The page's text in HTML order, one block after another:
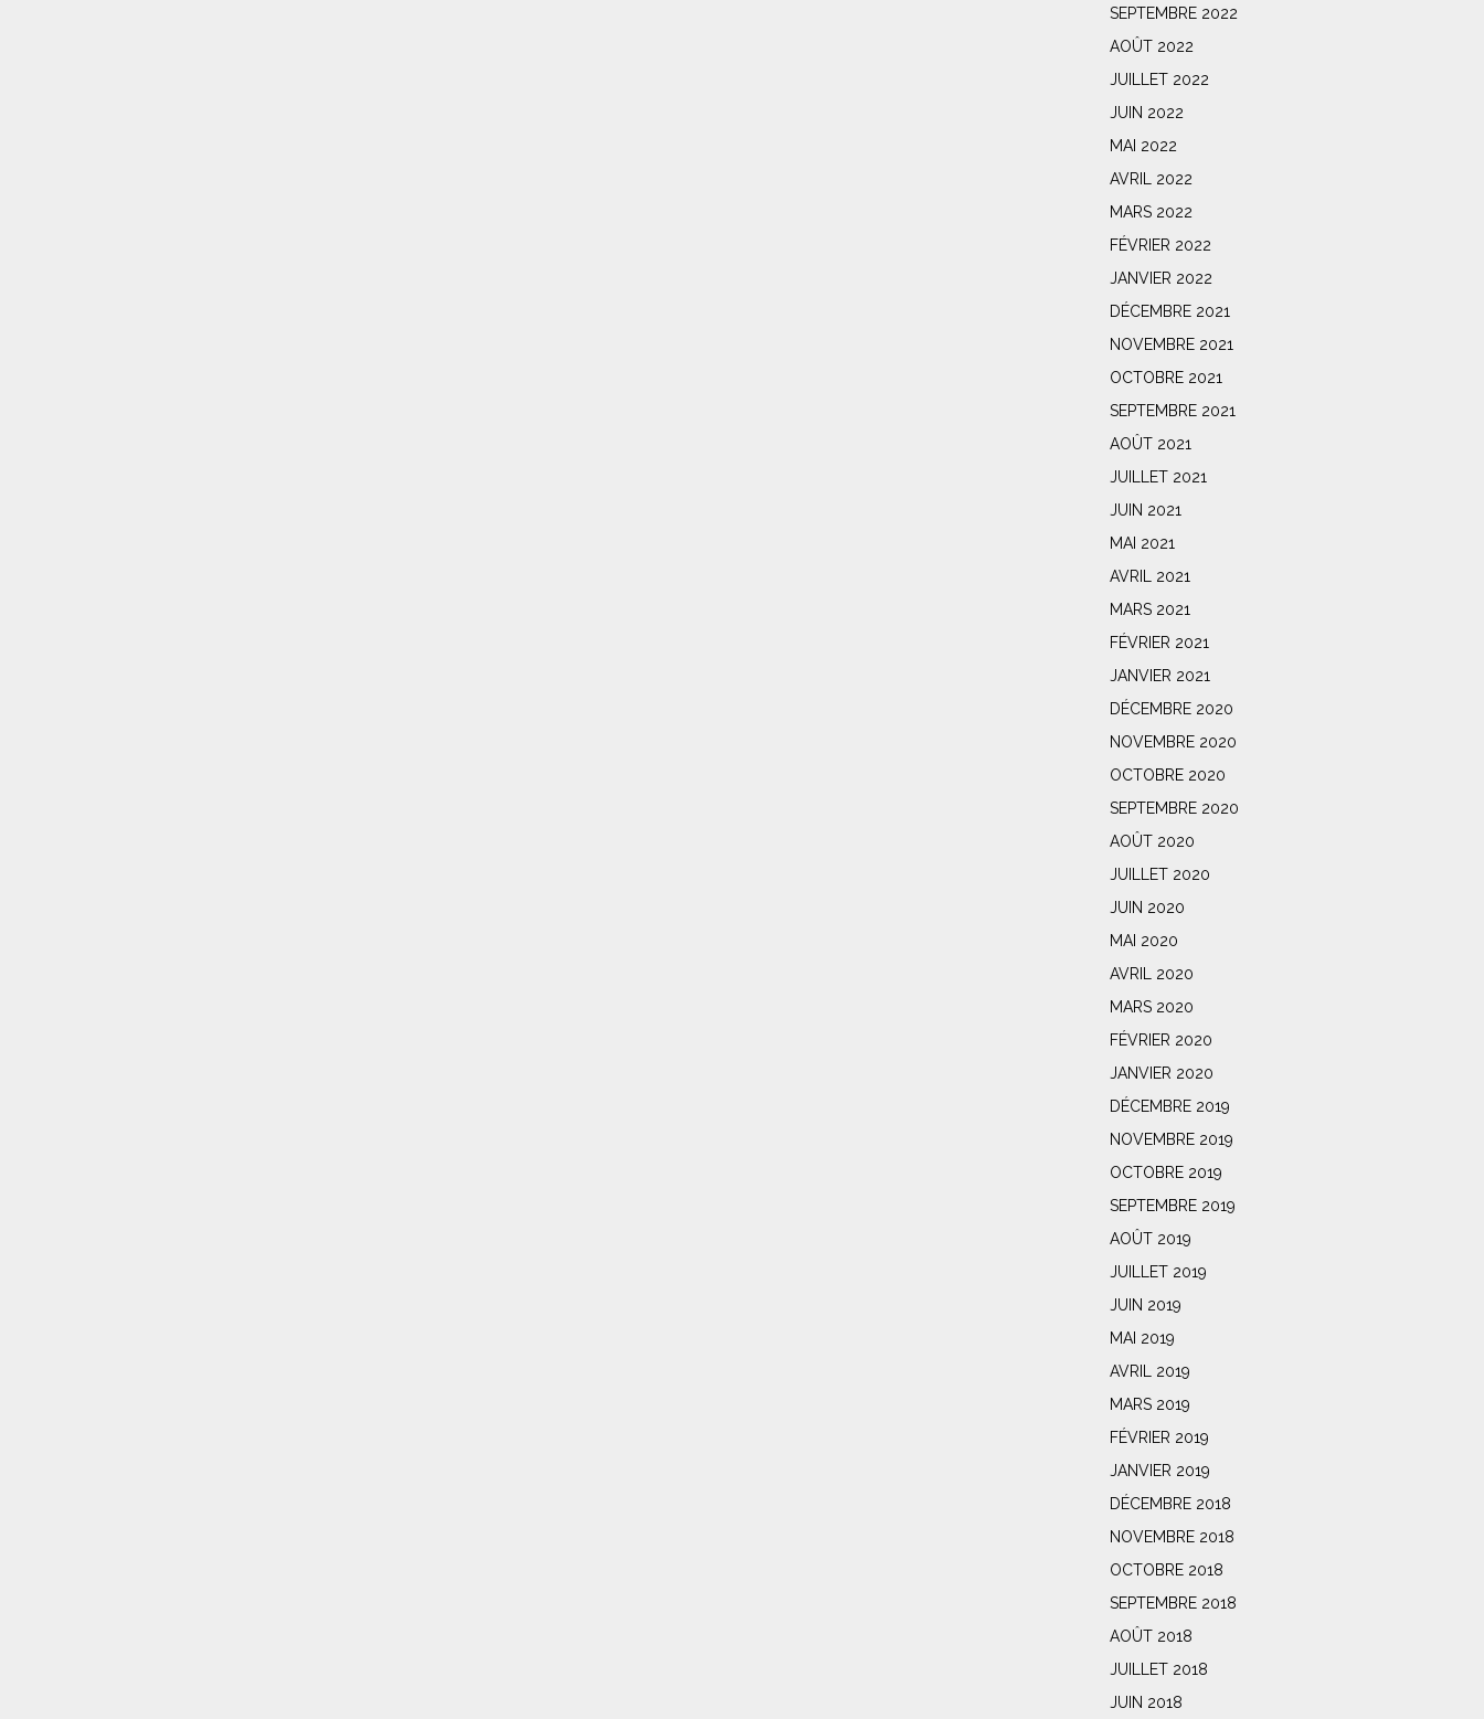
SEPTEMBRE 2022
AOÛT 2022
JUILLET 2022
JUIN 2022
MAI 2022
AVRIL 2022
MARS 2022
FÉVRIER 2022
JANVIER 2022
DÉCEMBRE 2021
NOVEMBRE 2021
OCTOBRE 2021
SEPTEMBRE 2021
AOÛT 2021
JUILLET 2021
JUIN 2021
MAI 2021
AVRIL 2021
MARS 2021
FÉVRIER 2021
JANVIER 2021
DÉCEMBRE 2020
NOVEMBRE 2020
OCTOBRE 2020
SEPTEMBRE 2020
AOÛT 2020
JUILLET 2020
JUIN 2020
MAI 2020
AVRIL 2020
MARS 2020
FÉVRIER 2020
JANVIER 2020
DÉCEMBRE 2019
NOVEMBRE 2019
OCTOBRE 2019
SEPTEMBRE 2019
AOÛT 2019
JUILLET 2019
JUIN 2019
MAI 2019
AVRIL 2019
MARS 2019
FÉVRIER 2019
JANVIER 2019
DÉCEMBRE 2018
NOVEMBRE 2018
OCTOBRE 2018
SEPTEMBRE 2018
AOÛT 2018
JUILLET 2018
JUIN 2018